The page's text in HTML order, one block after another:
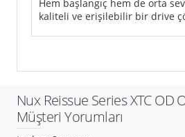
Hem başlangıç hem de orta
kaliteli ve erişilebilir bir drive
Nux Reissue Series XTC OD
Müşteri Yorumları